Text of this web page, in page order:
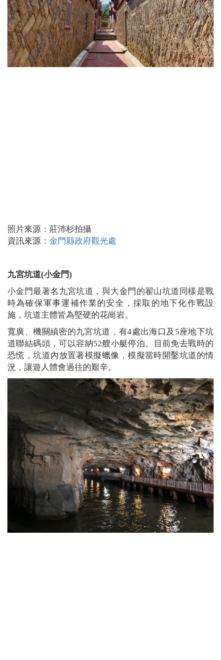
照片來源：莊沛杉拍攝
資訊來源： 金門縣政府觀光處
九宮坑道(小金門)
小金門最著名九宮坑道，與大金門的翟山坑道同樣是戰
時為確保軍事運補作業的安全，採取的地下化作戰設
施，坑道主體皆為堅硬的花崗岩。
寬廣、機關縝密的九宮坑道，有4處出海口及5座地下坑
道聯結碼頭，可以容納52艘小艇停泊。目前免去戰時的
恐慌，坑道內放置著模擬蠟像，模擬當時開鑿坑道的情
況，讓遊人體會過往的艱辛。